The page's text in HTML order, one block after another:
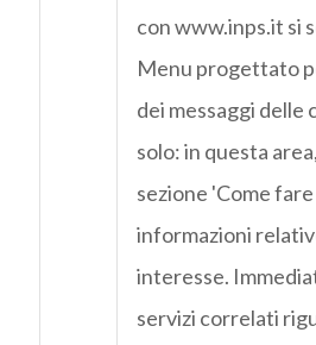
con www.inps.it si
Menu progettato
dei messaggi delle
solo: in questa
sezione 'Come
informazioni
interesse.
servizi correlati